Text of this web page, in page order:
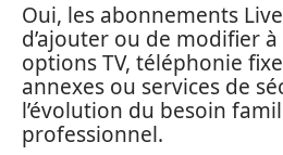
Oui, les abonnements
d’ajouter ou de modifier
options TV, téléphonie
annexes ou services de
l’évolution du besoin
professionnel.